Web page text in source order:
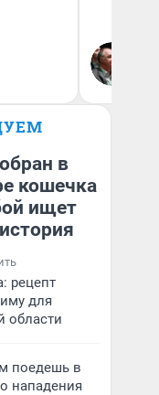
в
кошечка
ищет
рецепт
для
области
поедешь в
нападения